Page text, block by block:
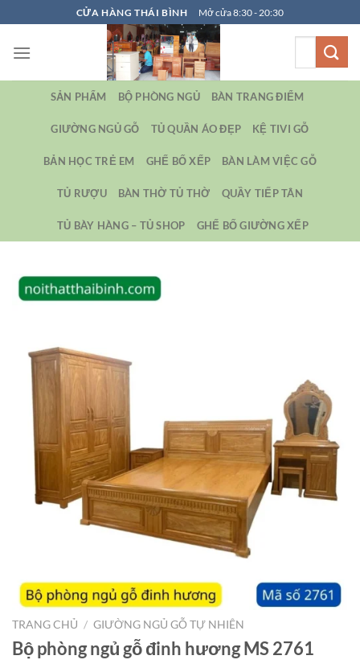
qua
nội
CỬA HÀNG THÁI BÌNH Mở cửa 8:30 - 20:30
SẢN PHẨM BỘ PHÒNG NGỦ BÀN TRANG ĐIỂM
GIƯỜNG NGỦ GỖ TỦ QUẦN ÁO ĐẸP KỆ TIVI GỖ
BẢN HỌC TRẺ EM GHẾ BỐ XẾP BÀN LÀM VIỆC GỖ
TỦ RƯỢU BÀN THỜ TỦ THỜ QUẦY TIẾP TÂN
TỦ BÀY HÀNG – TỦ SHOP GHẾ BỐ GIƯỜNG XẾP
TRANG CHỦ / GIƯỜNG NGỦ GỖ TỰ NHIÊN
Bộ phòng ngủ gỗ đinh hương MS 2761